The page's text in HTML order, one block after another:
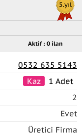
5.yıl
Aktif : 0 ilan
0532 635 5143
Kaz
1 Adet
2
Evet
Üretici Firma